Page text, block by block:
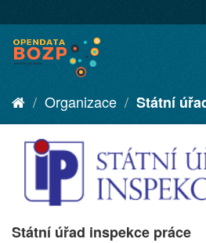
Organizace Státní
Státní úřad inspekce práce